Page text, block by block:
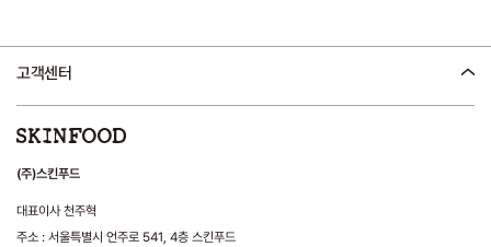
고객센터
(주)스킨푸드
대표이사 천주혁
주소 : 서울특별시 언주로 541, 4층 스킨푸드